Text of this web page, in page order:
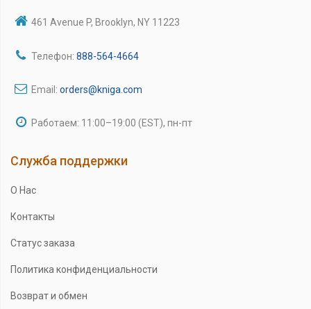
461 Avenue P, Brooklyn, NY 11223
Телефон: 888-564-4664
Email: orders@kniga.com
Работаем: 11:00–19:00 (EST), пн-пт
Служба поддержки
О Нас
Контакты
Статус заказа
Политика конфиденциальности
Возврат и обмен